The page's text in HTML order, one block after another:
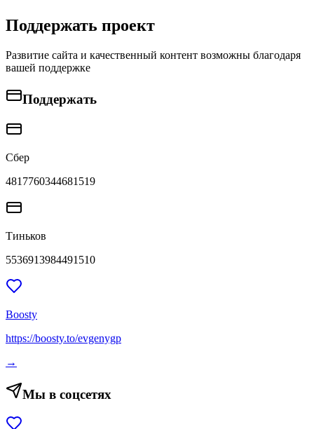
Поддержать проект
Развитие сайта и качественный контент возможны благодаря
вашей поддержке
Поддержать
Сбер
4817760344681519
Тиньков
5536913984491510
Boosty
https://boosty.to/evgenygp
→
Мы в соцсетях